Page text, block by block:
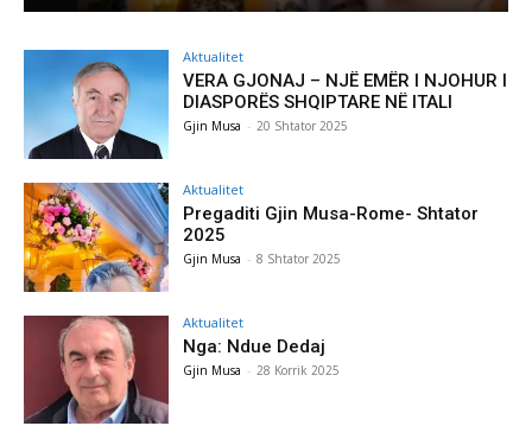
Aktualitet
VERA GJONAJ – NJË EMËR I NJOHUR I
DIASPORËS SHQIPTARE NË ITALI
Gjin Musa - 20 Shtator 2025
Aktualitet
Pregaditi Gjin Musa-Rome- Shtator
2025
Gjin Musa - 8 Shtator 2025
Aktualitet
Nga: Ndue Dedaj
Gjin Musa - 28 Korrik 2025